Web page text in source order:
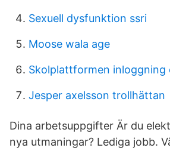
Sexuell dysfunktion ssri
Moose wala age
Skolplattformen inloggning
Jesper axelsson trollhättan
Dina arbetsuppgifter Är du
nya utmaningar? Lediga jobb.